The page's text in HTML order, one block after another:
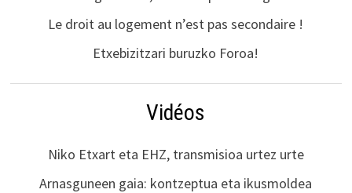
Le droit au logement n’est pas secondaire !
Etxebizitzari buruzko Foroa!
Vidéos
Niko Etxart eta EHZ, transmisioa urtez urte
Arnasguneen gaia: kontzeptua eta ikusmoldea